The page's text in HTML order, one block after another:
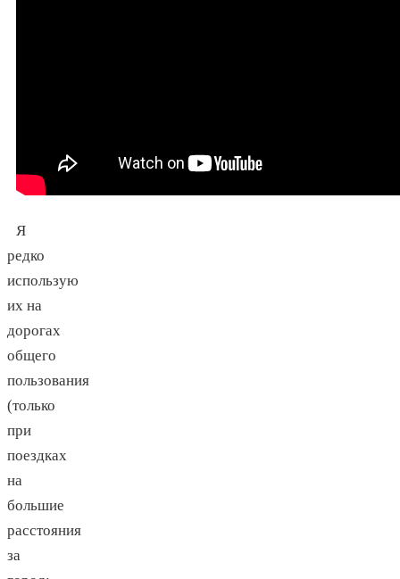
Я
редко
использую
их на
дорогах
общего
пользования
(только
при
поездках
на
большие
расстояния
за